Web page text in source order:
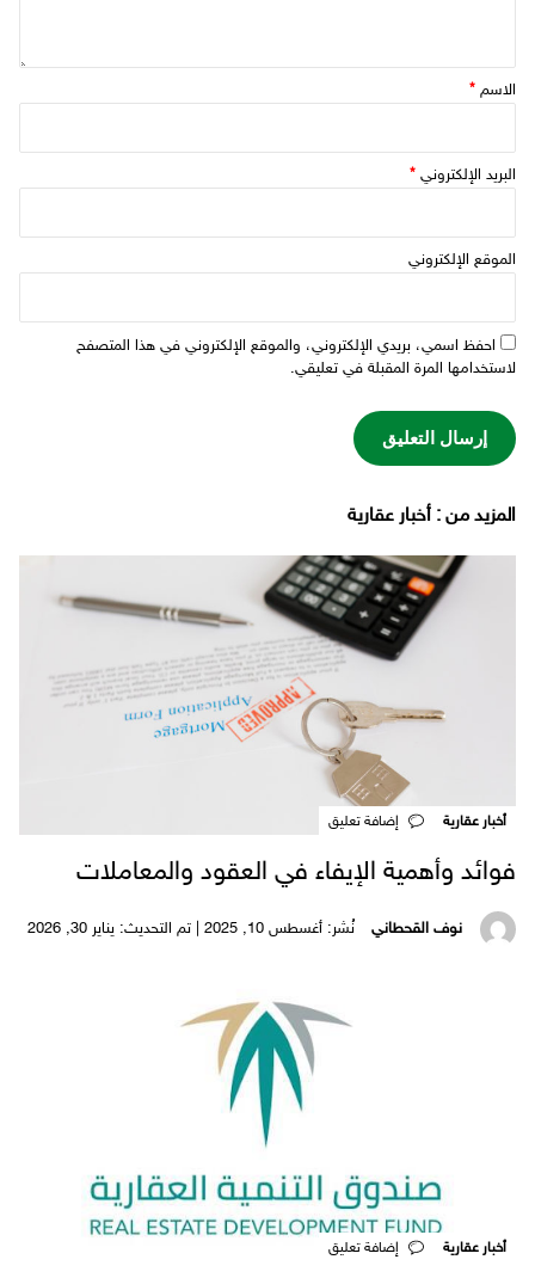
الاسم *
البريد الإلكتروني *
الموقع الإلكتروني
احفظ اسمي، بريدي الإلكتروني، والموقع الإلكتروني في هذا المتصفح
لاستخدامها المرة المقبلة في تعليقي.
‫المزيد من ‬: أخبار عقارية
أخبار عقارية
فوائد وأهمية الإيفاء في العقود والمعاملات
نوف القحطاني نُشر: أغسطس 10, 2025 | تم التحديث: يناير 30, 2026
أخبار عقارية